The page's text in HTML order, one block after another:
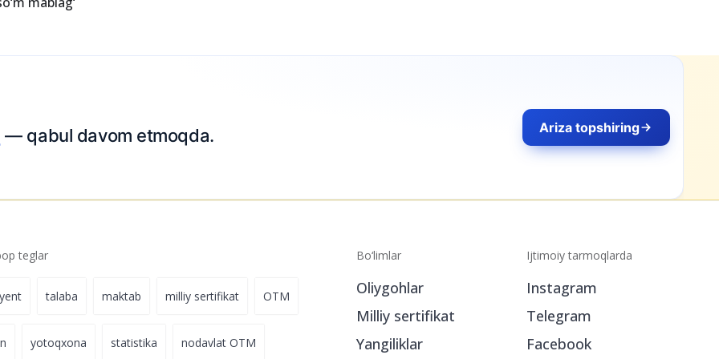
teglar
talaba maktab milliy sertifikat OTM
yotoqxona statistika nodavlat OTM
Bo‘limlar
Oliygohlar
Milliy sertifikat
Yangiliklar
Ijtimoiy tarmoqlarda
Instagram
Telegram
Facebook